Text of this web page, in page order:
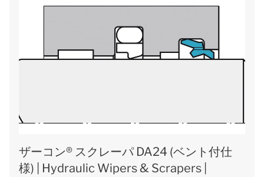
ザーコン® スクレーパ DA24 (ベント付仕
様) | Hydraulic Wipers & Scrapers |